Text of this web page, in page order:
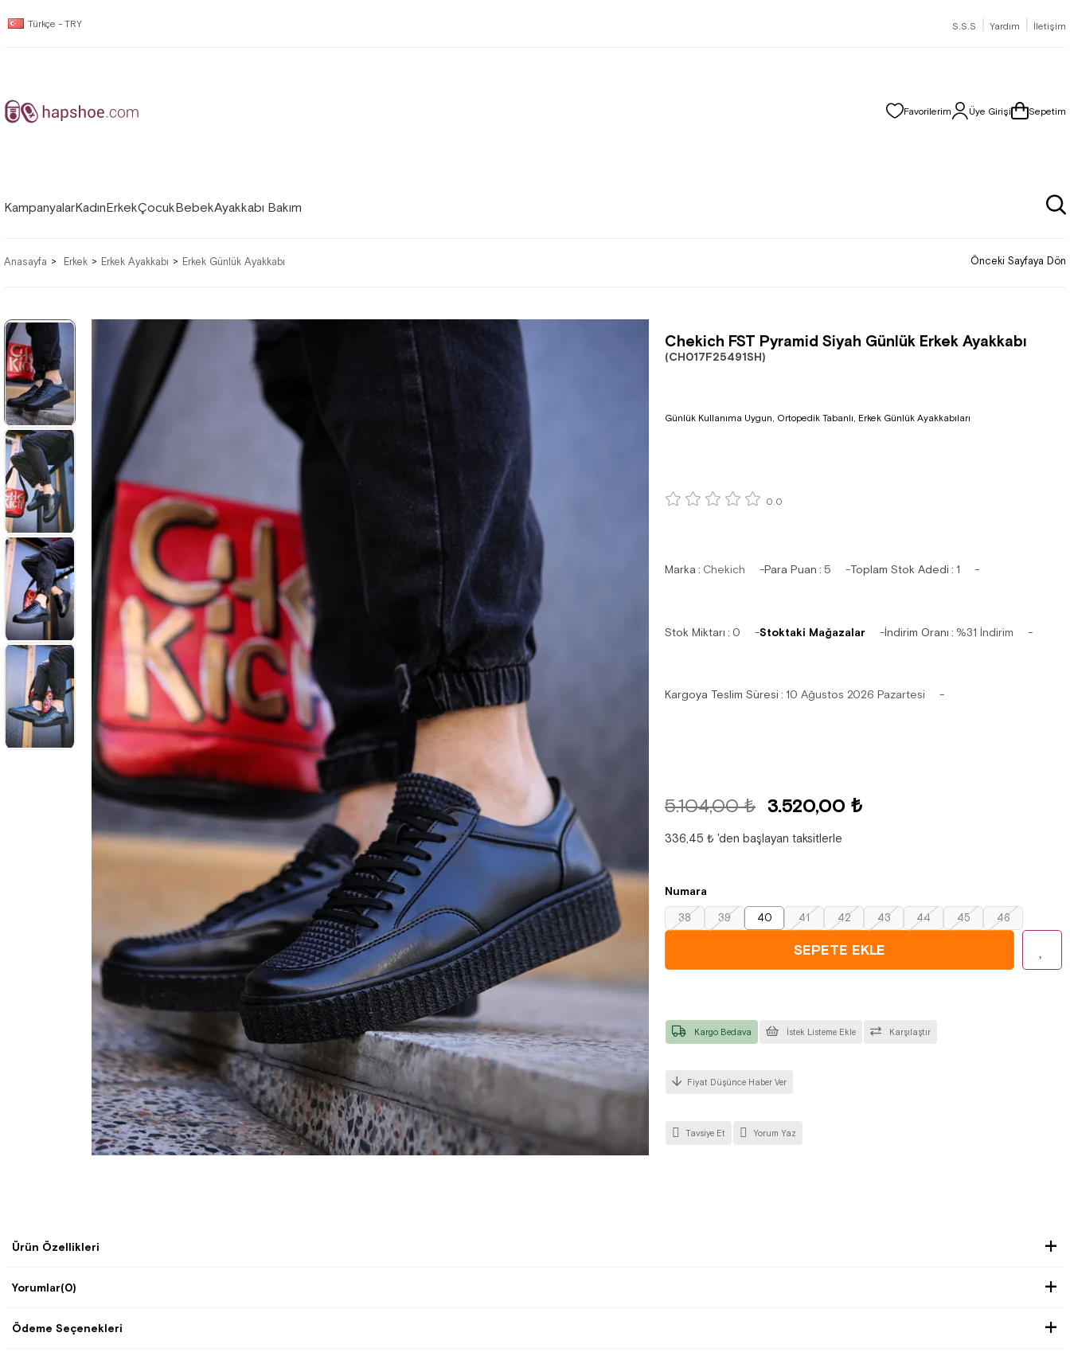
Türkçe - TRY S.S.S | Yardım | İletişim
Favorilerim Üye Girişi Sepetim
KampanyalarKadınErkekÇocukBebekAyakkabı Bakım
Anasayfa Erkek Erkek Ayakkabı Erkek Günlük Ayakkabı Önceki Sayfaya Dön
Chekich FST Pyramid Siyah Günlük Erkek Ayakkabı
(CH017F25491SH)
Günlük Kullanıma Uygun, Ortopedik Tabanlı, Erkek Günlük Ayakkabıları
0.0
Marka: Chekich Para Puan : 5 Toplam Stok Adedi : 1
Stok Miktarı : 0 Stoktaki Mağazalar İndirim Oranı : %31 İndirim
Kargoya Teslim Süresi : 10 Ağustos 2026 Pazartesi
5.104,00 ₺ 3.520,00 ₺
336,45 ₺ 'den başlayan taksitlerle
Numara
38 39 40 41 42 43 44 45 46
İstek Listeme Ekle Karşılaştır
Fiyat Düşünce Haber Ver
Kargo Bedava
Tavsiye Et Yorum Yaz
Ürün Özellikleri
Yorumlar(0)
Ödeme Seçenekleri